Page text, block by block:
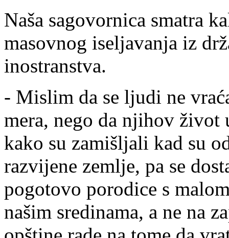
Naša sagovornica smatra
masovnog iseljavanja iz
inostranstva.
- Mislim da se ljudi ne
mera, nego da njihov život
kako su zamišljali kad su
razvijene zemlje, pa se
pogotovo porodice s
našim sredinama, a ne na